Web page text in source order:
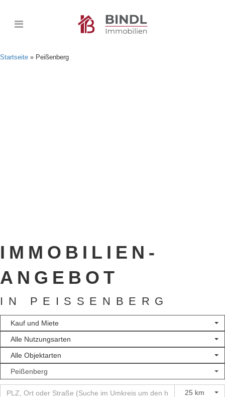
Startseite » Peißenberg
IMMOBILIEN­
ANGEBOT
IN PEISSENBERG
Kauf und Miete
Alle Nutzungsarten
Alle Objektarten
Peißenberg
25 km